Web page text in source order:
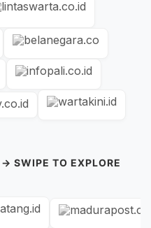
SWIPE TO EXPLORE